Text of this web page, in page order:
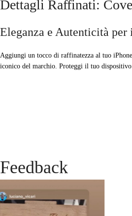
Dettagli Raffinati:
Eleganza e Autenticità per
Aggiungi un tocco di raffinatezza al tuo
iconico del marchio. Proteggi il tuo
Feedback